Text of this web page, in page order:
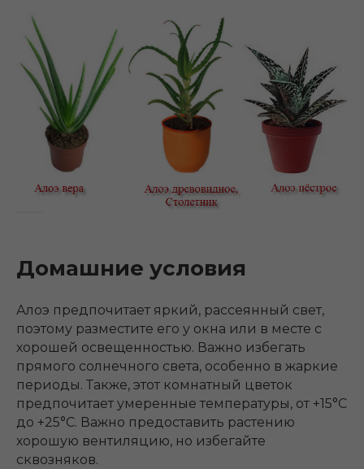
Домашние условия
Алоэ предпочитает яркий, рассеянный свет,
поэтому разместите его у окна или в месте с
хорошей освещенностью. Важно избегать
прямого солнечного света, особенно в жаркие
периоды. Также, этот комнатный цветок
предпочитает умеренные температуры, от +15°C
до +25°C. Важно предоставить растению
хорошую вентиляцию, но избегайте
сквозняков.